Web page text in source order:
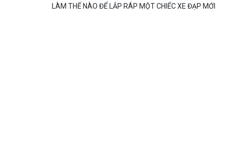
LÀM THẾ NÀO ĐỂ LẮP RÁP MỘT CHIẾC XE ĐẠP MỚI